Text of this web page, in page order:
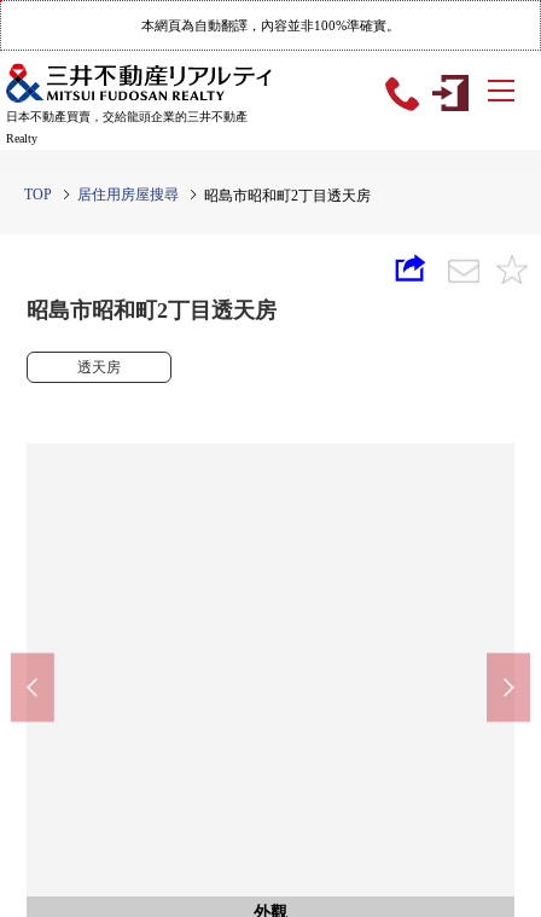
本網頁為自動翻譯，內容並非100%準確實。
日本不動產買賣，交給龍頭企業的三井不動產
Realty
TOP 居住用房屋搜尋 昭島市昭和町2丁目透天房
昭島市昭和町2丁目透天房
透天房
外觀
外觀
客廳
廚房
廚房
公共汽車
洗臉
客廳
廁所
廁所
門口
門口
含有前面道路的外觀
前面道路
外觀
停車場
賣主正停下小型貨車
停車場
2輛車可以(出自車型的)
含有前面道路的外觀